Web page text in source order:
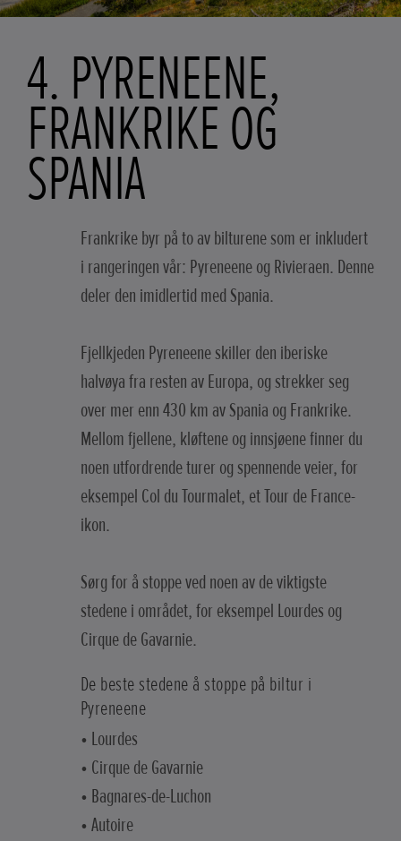
4. PYRENEENE,
FRANKRIKE OG
SPANIA
Frankrike byr på to av bilturene som er inkludert
i rangeringen vår: Pyreneene og Rivieraen. Denne
deler den imidlertid med Spania.
Fjellkjeden Pyreneene skiller den iberiske
halvøya fra resten av Europa, og strekker seg
over mer enn 430 km av Spania og Frankrike.
Mellom fjellene, kløftene og innsjøene finner du
noen utfordrende turer og spennende veier, for
eksempel Col du Tourmalet, et Tour de France-
ikon.
Sørg for å stoppe ved noen av de viktigste
stedene i området, for eksempel Lourdes og
Cirque de Gavarnie.
De beste stedene å stoppe på biltur i
Pyreneene
• Lourdes
• Cirque de Gavarnie
• Bagnares-de-Luchon
• Autoire